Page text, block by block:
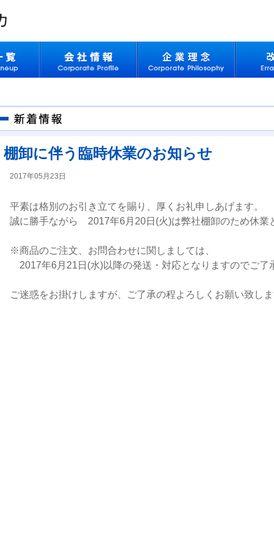
棚卸に伴う臨時休業のお知らせ
2017年05月23日
平素は格別のお引き立てを賜り、厚くお礼申しあげます。
誠に勝手ながら 2017年6月20日(火)は弊社棚卸のため休業
※商品のご注文、お問合わせに関しましては、
2017年6月21日(水)以降の発送・対応となりますのでご了
ご迷惑をお掛けしますが、ご了承の程よろしくお願い致し